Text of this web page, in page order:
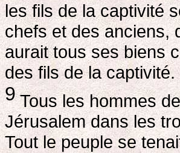
les fils de la captivité
chefs et des anciens,
aurait tous ses biens
des fils de la captivité.
9Tous les hommes
Jérusalem dans les
Tout le peuple se